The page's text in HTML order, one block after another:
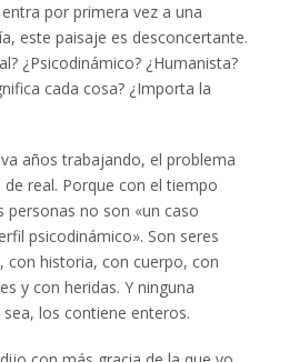
por primera vez a una
este paisaje es desconcertante.
¿Psicodinámico? ¿Humanista?
cada cosa? ¿Importa la
años trabajando, el problema
real. Porque con el tiempo
personas no son «un caso
psicodinámico». Son seres
con historia, con cuerpo, con
y con heridas. Y ninguna
los contiene enteros.